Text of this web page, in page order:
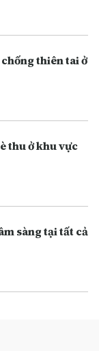
thiên tai ở
thu ở khu vực
sàng tại tất cả